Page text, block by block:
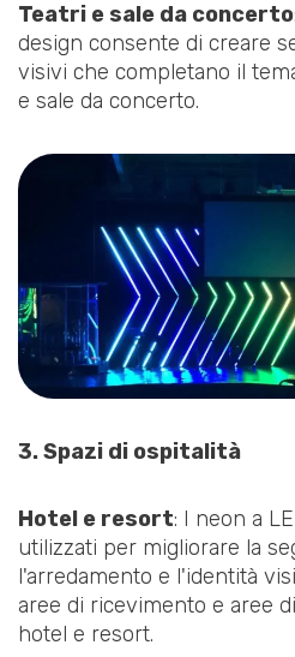
Teatri e sale da concerto
design consente di creare
visivi che completano il
e sale da concerto.
3. Spazi di ospitalità
Hotel e resort: I neon a
utilizzati per migliorare la
l'arredamento e l'identità
aree di ricevimento e aree
hotel e resort.